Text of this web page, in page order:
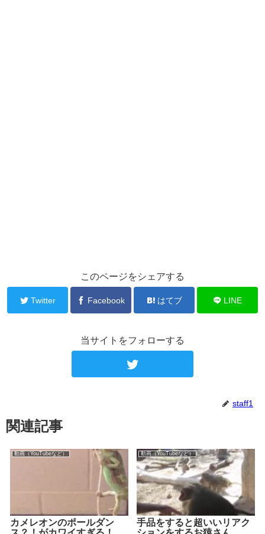
このページをシェアする
Twitter Facebook はてブ LINE
当サイトをフォローする
staff1
関連記事
動画（YouTubeなど）
カメレオンのポールダン
動画（YouTubeなど）
手品をすると超いいリアク